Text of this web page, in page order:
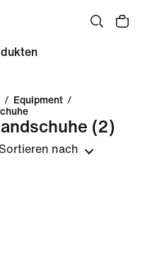
/ Equipment /
(2)
Sortieren nach